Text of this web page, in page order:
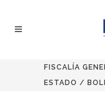
FISCALÍA
ESTADO /